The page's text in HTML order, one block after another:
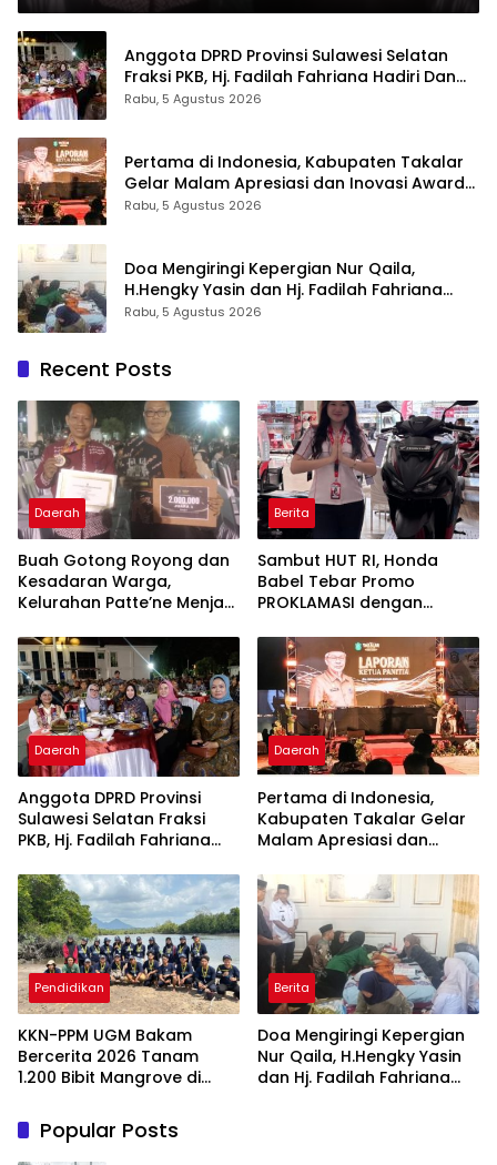
Anggota DPRD Provinsi Sulawesi Selatan
Fraksi PKB, Hj. Fadilah Fahriana Hadiri Dan
Beri Apresiasi : Takalar Menyalakan Lentera
Rabu, 5 Agustus 2026
Pertama di Indonesia, Kabupaten Takalar
Gelar Malam Apresiasi dan Inovasi Award
2026: Panggung Penghargaan bagi
Rabu, 5 Agustus 2026
Doa Mengiringi Kepergian Nur Qaila,
H.Hengky Yasin dan Hj. Fadilah Fahriana
Hadir Menguatkan Keluarga
Rabu, 5 Agustus 2026
Recent Posts
Daerah
Buah Gotong Royong dan
Kesadaran Warga,
Kelurahan Patte’ne Menjadi
2026
Berita
Sambut HUT RI, Honda
Babel Tebar Promo
PROKLAMASI dengan
Jutaan Rupiah
Daerah
Anggota DPRD Provinsi
Sulawesi Selatan Fraksi
PKB, Hj. Fadilah Fahriana
Takalar Menyalakan
Lentera Pengabdian
Melalui Malam Apresiasi
dan Inovasi Award 2026
Daerah
Pertama di Indonesia,
Kabupaten Takalar Gelar
Malam Apresiasi dan
Panggung Penghargaan
bagi Pelayan Publik
Berprestasi
Pendidikan
KKN-PPM UGM Bakam
Bercerita 2026 Tanam
1.200 Bibit Mangrove di
Berita
Doa Mengiringi Kepergian
Nur Qaila, H.Hengky Yasin
dan Hj. Fadilah Fahriana
Popular Posts